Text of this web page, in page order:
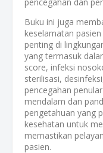
Buku ini juga
keselamatan
penting di
yang termasuk
score, infeksi
sterilisasi,
pencegahan
mendalam dan
pengetahuan yang
kesehatan untuk
memastikan
pasien.